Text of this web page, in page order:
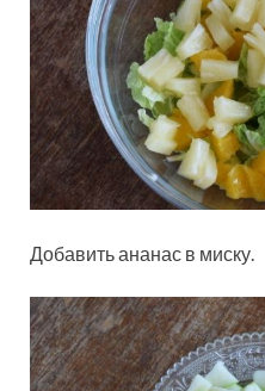
Добавить ананас в миску.